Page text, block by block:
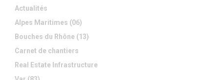
Actualités
Alpes Maritimes (06)
Bouches du Rhône (13)
Carnet de chantiers
Real Estate Infrastructure